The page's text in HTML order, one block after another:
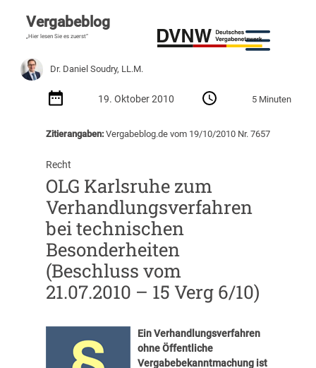
Vergabeblog
„Hier lesen Sie es zuerst“
Dr. Daniel Soudry, LL.M.
19. Oktober 2010 5 Minuten
Zitierangaben:Vergabeblog.de vom 19/10/2010 Nr. 7657
Recht
OLG Karlsruhe zum
Verhandlungsverfahren
bei technischen
Besonderheiten
(Beschluss vom
21.07.2010 – 15 Verg 6/10)
Ein Verhandlungsverfahren
ohne Öffentliche
Vergabebekanntmachung ist